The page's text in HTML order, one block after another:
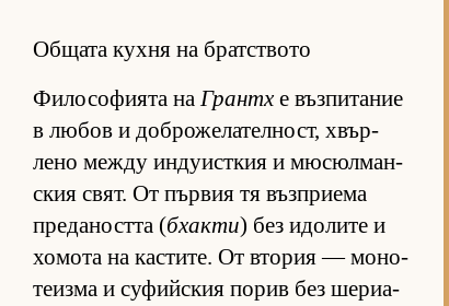
Общата кухня на братството
Фи­ло­со­фи­ята на Грантх е въз­пи­та­ние
в лю­бов и доб­ро­же­ла­тел­ност, хвър­
лено между ин­ду­ис­т­кия и мю­сюл­ман­
с­кия свят. От пър­вия тя въз­п­ри­ема
пре­да­ността (бхакти) без идо­лите и
хо­мота на кас­ти­те. От вто­рия — мо­но­
те­изма и су­фийс­кия по­рив без ше­ри­а­